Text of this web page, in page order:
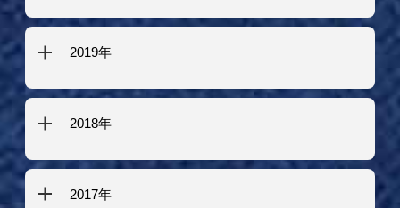
2019年
2018年
2017年